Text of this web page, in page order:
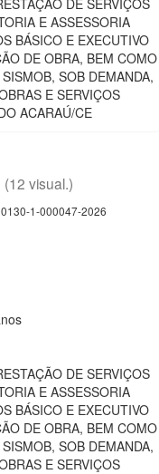
DE SERVIÇOS
E ASSESSORIA
BÁSICO E EXECUTIVO
DE OBRA, BEM COMO
SOB DEMANDA,
E SERVIÇOS
ACARAÚ/CE
(12 visual.)
1-000047-2026
DE SERVIÇOS
E ASSESSORIA
BÁSICO E EXECUTIVO
DE OBRA, BEM COMO
SOB DEMANDA,
E SERVIÇOS